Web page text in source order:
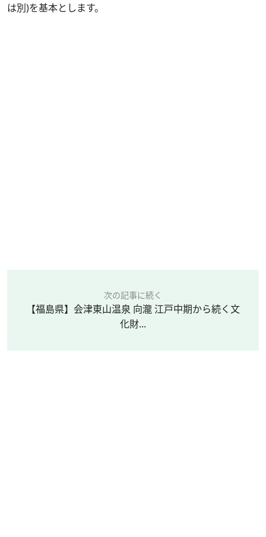
は別)を基本とします。
次の記事に続く
【福島県】会津東山温泉 向瀧 江戸中期から続く文
化財...